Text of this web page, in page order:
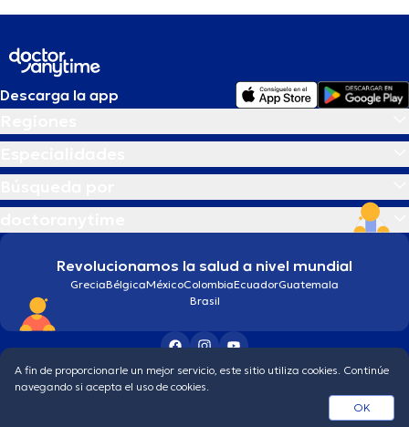
Descarga la app
Revolucionamos la salud a nivel mundial
GreciaBélgicaMéxicoColombiaEcuadorGuatemala
Brasil
Condiciones generales
Política de protección de los datos personales
A fin de proporcionarle un mejor servicio, este sitio utiliza cookies. Continúe
navegando si acepta el uso de cookies.
OK